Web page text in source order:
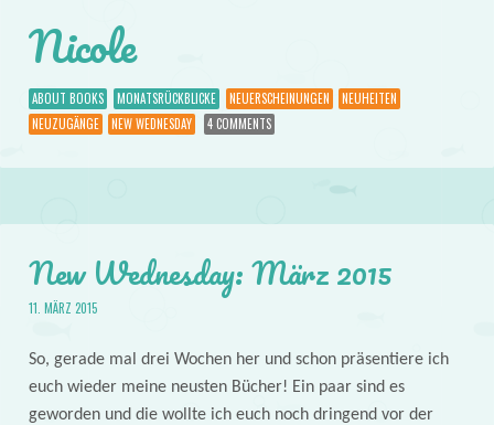
Nicole
ABOUT BOOKS MONATSRÜCKBLICKE NEUERSCHEINUNGEN
NEUHEITEN
NEUZUGÄNGE
NEW WEDNESDAY 4 COMMENTS
New Wednesday: März 2015
11. MÄRZ 2015
So, gerade mal drei Wochen her und schon präsentiere ich
euch wieder meine neusten Bücher! Ein paar sind es
geworden und die wollte ich euch noch dringend vor der